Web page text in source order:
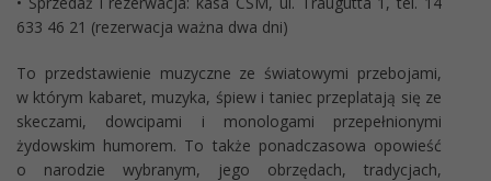
633 46 21 (rezerwacja ważna dwa dni)
To przedstawienie muzyczne ze światowymi przebojami,
w którym kabaret, muzyka, śpiew i taniec przeplatają się ze
skeczami, dowcipami i monologami przepełnionymi
żydowskim humorem. To także ponadczasowa opowieść
o narodzie wybranym, jego obrzędach, tradycjach,